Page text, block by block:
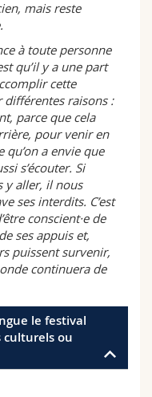
mais reste
à toute personne
qu’il y a une part
cette
différentes raisons :
parce que cela
pour venir en
qu’on a envie que
s’écouter. Si
y aller, il nous
ses interdits. C’est
conscient·e de
ses appuis et,
puissent survenir,
continuera de
le festival
culturels ou